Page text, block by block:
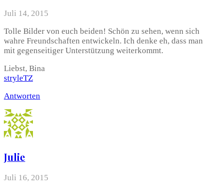
Juli 14, 2015
Tolle Bilder von euch beiden! Schön zu sehen, wenn sich
wahre Freundschaften entwickeln. Ich denke eh, dass man
mit gegenseitiger Unterstützung weiterkommt.
Liebst, Bina
stryleTZ
Antworten
Julie
Juli 16, 2015